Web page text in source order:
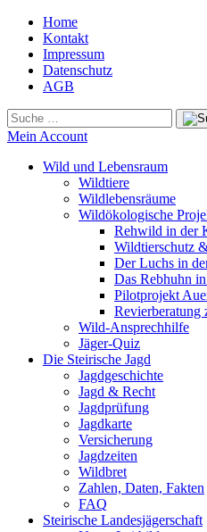
Home
Kontakt
Impressum
Datenschutz
AGB
Mein Account
Wild und Lebensraum
Wildtiere
Wildlebensräume
Wildökologische
Rehwild in der
Wildtierschutz
Der Luchs in
Das Rebhuhn
Pilotprojekt
Revierberatung
Wild-Ansprechhilfe
Jäger-Quiz
Die Steirische Jagd
Jagdgeschichte
Jagd & Recht
Jagdprüfung
Jagdkarte
Versicherung
Jagdzeiten
Wildbret
Zahlen, Daten, Fakten
FAQ
Steirische Landesjägerschaft